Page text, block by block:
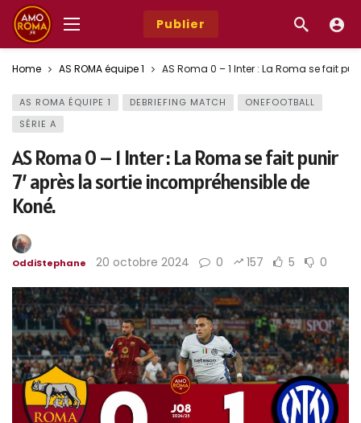
Publier
Home AS ROMA équipe 1 AS Roma 0 – 1 Inter : La Roma se fait
AS ROMA ÉQUIPE 1 DEBRIEFING MATCH
ONEFOOTBALL
SÉRIE A
AS Roma 0 – 1 Inter : La Roma se fait punir
7′ après la sortie incompréhensible de
Koné.
OddiStephane 20 octobre 2024 0 157 5 0